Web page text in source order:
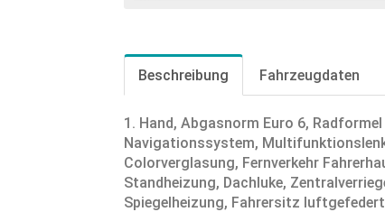
Beschreibung Fahrzeugdaten
1. Hand, Abgasnorm Euro 6,
Navigationssystem,
Colorverglasung, Fernverkehr
Standheizung, Dachluke,
Spiegelheizung, Fahrersitz